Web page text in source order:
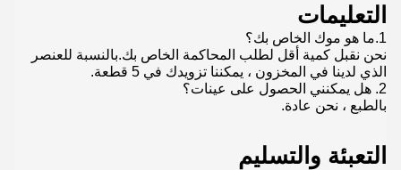
التعليمات
1.ما هو موك الخاص بك؟
نحن نقبل كمية أقل لطلب المحاكمة الخاص بك.بالنسبة للعنصر
الذي لدينا في المخزون ، يمكننا تزويدك في 5 قطعة.
2. هل يمكنني الحصول على عينات؟
بالطبع ، نحن عادة.
التعبئة والتسليم